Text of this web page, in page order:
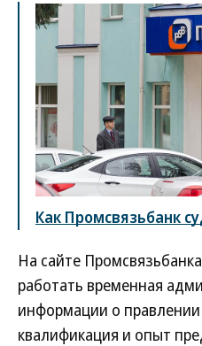
Как Промсвязьбанк
На сайте
работать временная
информации о
квалификация и опыт